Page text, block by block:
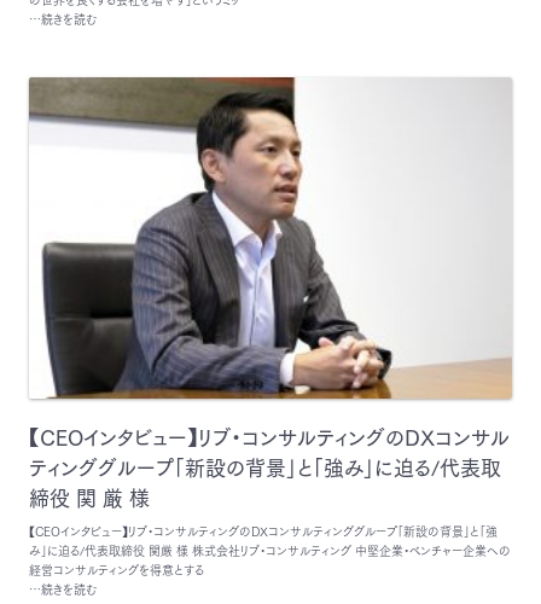
…続きを読む
【CEOインタビュー】リブ・コンサルティングのDXコンサル
ティンググループ「新設の背景」と「強み」に迫る/代表取
締役 関 厳 様
【CEOインタビュー】リブ・コンサルティングのDXコンサルティンググループ「新設の背景」と「強
み」に迫る/代表取締役 関厳 様 株式会社リブ・コンサルティング 中堅企業・ベンチャー企業への
経営コンサルティングを得意とする
…続きを読む